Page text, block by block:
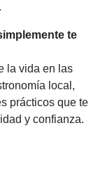
te
la vida en las
local,
prácticos que te
y confianza.